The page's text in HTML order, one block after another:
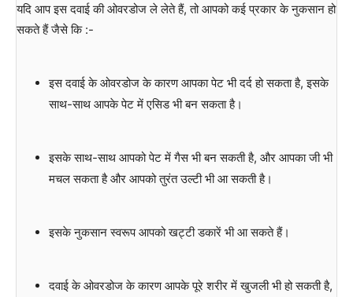
यदि आप इस दवाई की ओवरडोज ले लेते हैं, तो आपको कई प्रकार के नुकसान हो
सकते हैं जैसे कि :-
इस दवाई के ओवरडोज के कारण आपका पेट भी दर्द हो सकता है, इसके
साथ-साथ आपके पेट में एसिड भी बन सकता है।
इसके साथ-साथ आपको पेट में गैस भी बन सकती है, और आपका जी भी
मचल सकता है और आपको तुरंत उल्टी भी आ सकती है।
इसके नुकसान स्वरूप आपको खट्टी डकारें भी आ सकते हैं।
दवाई के ओवरडोज के कारण आपके पूरे शरीर में खुजली भी हो सकती है,